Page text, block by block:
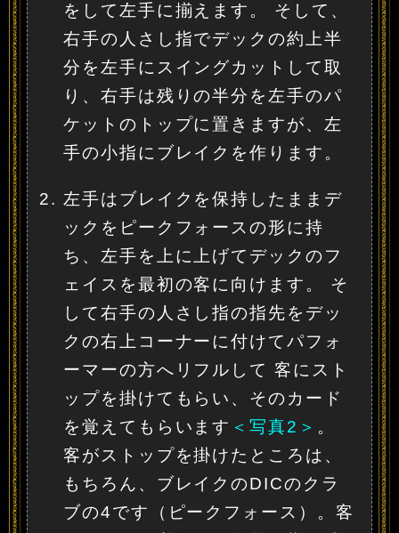
をして左手に揃えます。 そして、
右手の人さし指でデックの約上半
分を左手にスイングカットして取
り、右手は残りの半分を左手のパ
ケットのトップに置きますが、左
手の小指にブレイクを作ります。
左手はブレイクを保持したままデ
ックをピークフォースの形に持
ち、左手を上に上げてデックのフ
ェイスを最初の客に向けます。 そ
して右手の人さし指の指先をデッ
クの右上コーナーに付けてパフォ
ーマーの方へリフルして 客にスト
ップを掛けてもらい、そのカード
を覚えてもらいます ＜写真2＞ 。
客がストップを掛けたところは、
もちろん、ブレイクのDICのクラ
ブの4です（ピークフォース）。客